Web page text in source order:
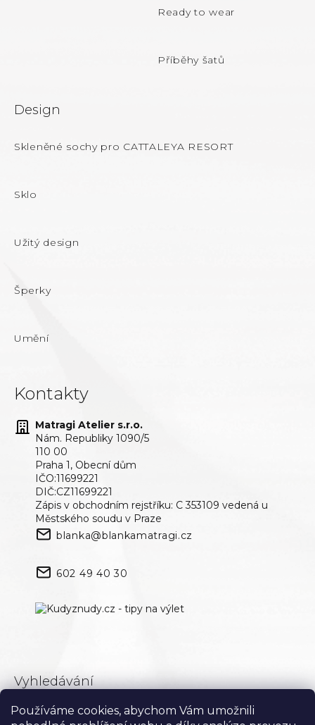
Používáme cookies, abychom Vám umožnili
Ready to wear
Příběhy šatů
Design
Skleněné sochy pro CATTALEYA RESORT
Sklo
Užitý design
Šperky
Umění
Kontakty
Matragi Atelier s.r.o.
Nám. Republiky 1090/5
110 00
Praha 1, Obecní dům
IČO:11699221
DIČ:CZ11699221
Zápis v obchodním rejstříku: C 353109 vedená u
Městského soudu v Praze
blanka@blankamatragi.cz
602 49 40 30
Vyhledávání